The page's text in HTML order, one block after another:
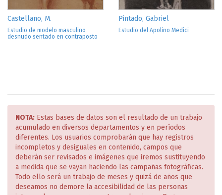
Castellano, M.
Estudio de modelo masculino
desnudo sentado en contraposto
Pintado, Gabriel
Estudio del Apolino Medici
NOTA: Estas bases de datos son el resultado de un trabajo
acumulado en diversos departamentos y en períodos
diferentes. Los usuarios comprobarán que hay registros
incompletos y desiguales en contenido, campos que
deberán ser revisados e imágenes que iremos sustituyendo
a medida que se vayan haciendo las campañas fotográficas.
Todo ello será un trabajo de meses y quizá de años que
deseamos no demore la accesibilidad de las personas